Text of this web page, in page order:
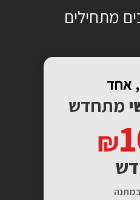
מתחילים
אחד
מתחדש